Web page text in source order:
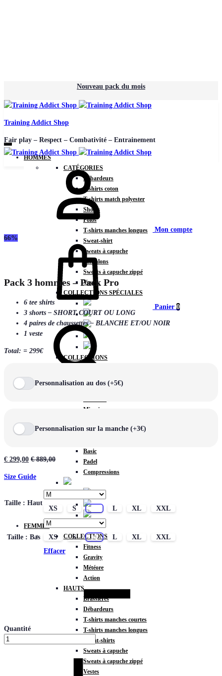
Nouveau pack du mois
Training Addict Shop
Fair play – Respect – Combativité – Entrainement
HOMMES
CATÉGORIES
Débardeurs
T-shirts coton
T-shirts match polyester
Shorts
Polos
T-shirts manches longues
Sweat-shirt
Sweats à capuche
Pantalons
Sweats à capuche zippé
Vestes
COLLECTIONS SPÉCIALES
COLLECTIONS
Miami
Victory
Basic
Padel
Compressions
FEMMES
COLLECTIONS
Fitness
Gravity
Météore
Action
HAUTS
Brassières
Débardeurs
T-shirts manches courtes
T-shirts manches longues
Sweat-shirts
Sweats à capuche
Sweats à capuche zippé
Vestes
Mon compte
Panier 0
66%
Pack 3 hommes – Pack Pro
6 tee shirts
3 shorts – SHORT COURT OU LONG
4 paires de chaussettes – BLANCHE ET/OU NOIR
1 veste
Total: = 299€
Personnalisation au dos (+5€)
Personnalisation sur la manche (+3€)
€ 299,00 €889,00
Size Guide
Taille : Haut
XS S L XL XXL
Taille : Bas XS S M L XL
XXL
Effacer
Quantité